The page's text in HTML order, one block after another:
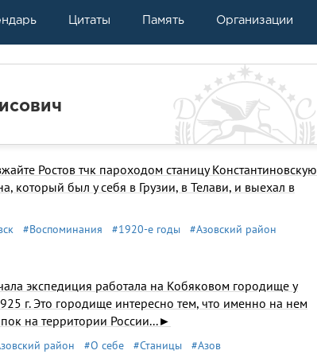
Цитаты Память Организации
Рос­тов тчк пароходом станицу Константиновскую
который был у себя в Грузии, в Телави, и выехал в
#Воспоминания #1920-е годы
#Азовский район
экспедиция работала на Кобяковом городище у
г. Это городище ин­тересно тем, что именно на нем
на тер­ритории России...►
район #О себе #Станицы #Азов